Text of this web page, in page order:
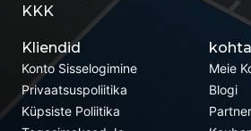
KKK
Kliendid
Konto Sisselogimine
Privaatsuspoliitika
Küpsiste Poliitika
kohta
Meie
Blogi